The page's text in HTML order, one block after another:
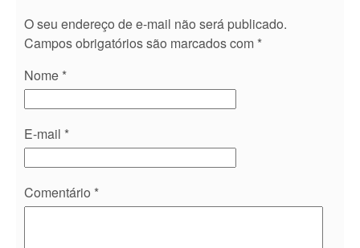
O seu endereço de e-mail não será publicado.
Campos obrigatórios são marcados com *
Nome *
E-mail *
Comentário *